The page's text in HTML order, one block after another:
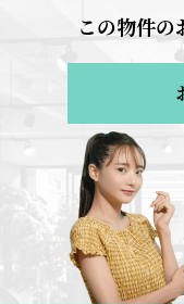
この物件の